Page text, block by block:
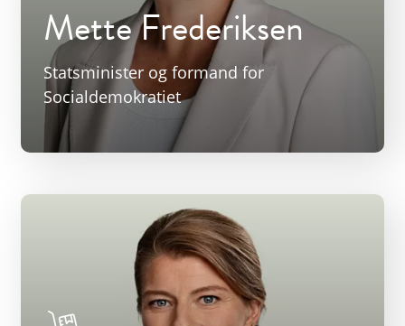
Mette Frederiksen
Statsminister og formand for
Socialdemokratiet